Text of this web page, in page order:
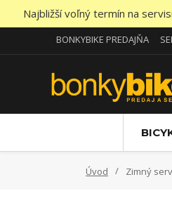
Najbližší voľný termín na
BONKYBIKE PREDAJŇA
Úvod Zimný